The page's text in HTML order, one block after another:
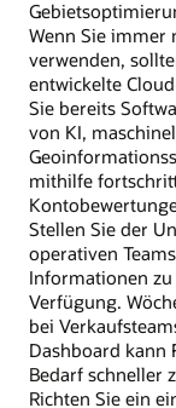
Wenn Sie immer
verwenden,
entwickelte
Sie bereits
von KI,
mithilfe
Stellen Sie der
operativen
Informationen
Verfügung.
bei
Dashboard kann
Bedarf schneller
Richten Sie ein